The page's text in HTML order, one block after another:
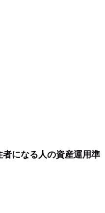
者になる人の資産運用準